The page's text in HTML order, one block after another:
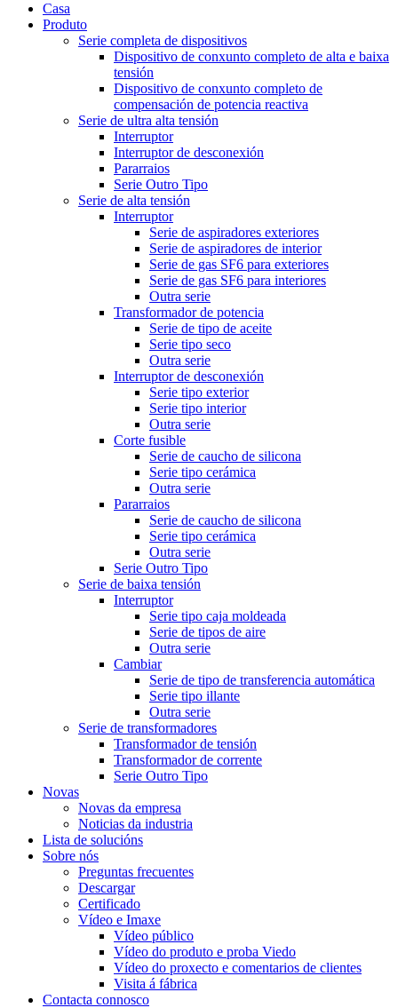
Casa
Produto
Serie completa de dispositivos
Dispositivo de conxunto completo de alta e baixa
tensión
Dispositivo de conxunto completo de
compensación de potencia reactiva
Serie de ultra alta tensión
Interruptor
Interruptor de desconexión
Pararraios
Serie Outro Tipo
Serie de alta tensión
Interruptor
Serie de aspiradores exteriores
Serie de aspiradores de interior
Serie de gas SF6 para exteriores
Serie de gas SF6 para interiores
Outra serie
Transformador de potencia
Serie de tipo de aceite
Serie tipo seco
Outra serie
Interruptor de desconexión
Serie tipo exterior
Serie tipo interior
Outra serie
Corte fusible
Serie de caucho de silicona
Serie tipo cerámica
Outra serie
Pararraios
Serie de caucho de silicona
Serie tipo cerámica
Outra serie
Serie Outro Tipo
Serie de baixa tensión
Interruptor
Serie tipo caja moldeada
Serie de tipos de aire
Outra serie
Cambiar
Serie de tipo de transferencia automática
Serie tipo illante
Outra serie
Serie de transformadores
Transformador de tensión
Transformador de corrente
Serie Outro Tipo
Novas
Novas da empresa
Noticias da industria
Lista de solucións
Sobre nós
Preguntas frecuentes
Descargar
Certificado
Vídeo e Imaxe
Vídeo público
Vídeo do produto e proba Viedo
Vídeo do proxecto e comentarios de clientes
Visita á fábrica
Contacta connosco